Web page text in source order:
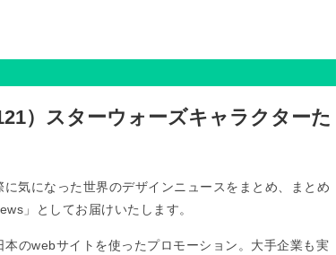
）スターウォーズキャラクターた
気になった世界のデザインニュースをまとめ、まとめ
」としてお届けいたします。
のwebサイトを使ったプロモーション。大手企業も実